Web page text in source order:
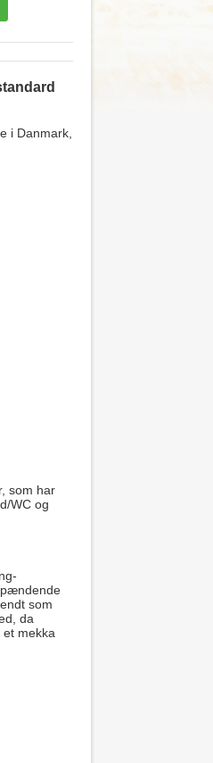
i Danmark,
som har
WC og
som
da
mekka